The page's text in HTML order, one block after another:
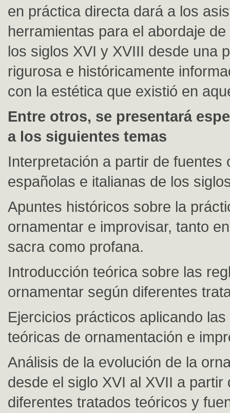
en práctica directa dará a los
herramientas para el abordaje
los siglos XVI y XVIII desde una
rigurosa e históricamente
con la estética que existió en
Entre otros, se presentará
a los siguientes temas
Interpretación a partir de fuentes
españolas e italianas de los
Apuntes históricos sobre la
ornamentar e improvisar, tanto
sacra como profana.
Introducción teórica sobre las
ornamentar según diferentes
Ejercicios prácticos aplicando
teóricas de ornamentación e
Análisis de la evolución de la
desde el siglo XVI al XVII a partir
diferentes tratados teóricos y